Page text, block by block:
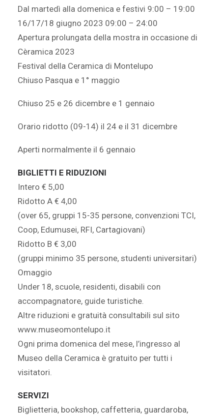
Dal martedì alla domenica e festivi 9:00 – 19:00
16/17/18 giugno 2023 09:00 – 24:00
Apertura prolungata della mostra in occasione di
Cèramica 2023
Festival della Ceramica di Montelupo
Chiuso Pasqua e 1° maggio
Chiuso 25 e 26 dicembre e 1 gennaio
Orario ridotto (09-14) il 24 e il 31 dicembre
Aperti normalmente il 6 gennaio
BIGLIETTI E RIDUZIONI
Intero € 5,00
Ridotto A € 4,00
(over 65, gruppi 15-35 persone, convenzioni TCI,
Coop, Edumusei, RFI, Cartagiovani)
Ridotto B € 3,00
(gruppi minimo 35 persone, studenti universitari)
Omaggio
Under 18, scuole, residenti, disabili con
accompagnatore, guide turistiche.
Altre riduzioni e gratuità consultabili sul sito
www.museomontelupo.it
Ogni prima domenica del mese, l’ingresso al
Museo della Ceramica è gratuito per tutti i
visitatori.
SERVIZI
Biglietteria, bookshop, caffetteria, guardaroba,